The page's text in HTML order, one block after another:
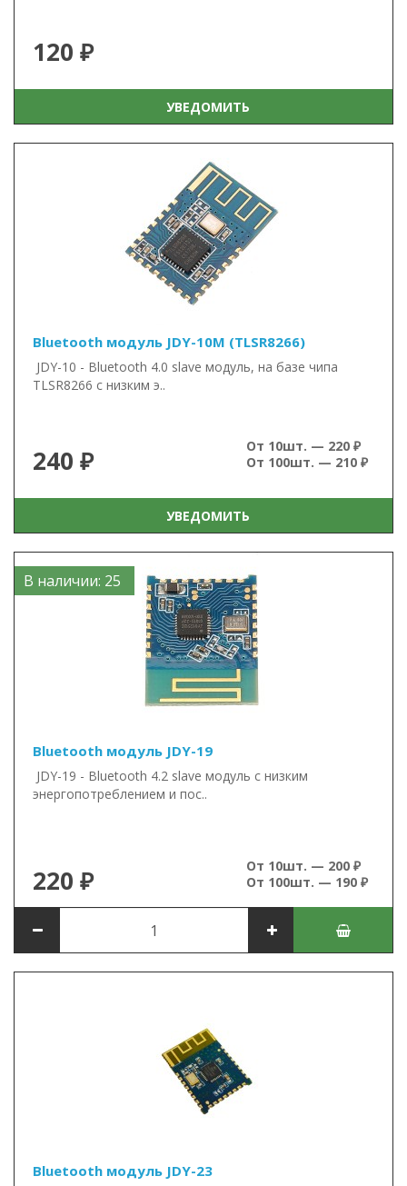
120 ₽
УВЕДОМИТЬ
Bluetooth модуль JDY-10M (TLSR8266)
JDY-10 - Bluetooth 4.0 slave модуль, на базе чипа
TLSR8266 с низким э..
240 ₽
От 10шт. — 220 ₽
От 100шт. — 210 ₽
УВЕДОМИТЬ
В наличии: 25
Bluetooth модуль JDY-19
JDY-19 - Bluetooth 4.2 slave модуль с низким
энергопотреблением и пос..
220 ₽
От 10шт. — 200 ₽
От 100шт. — 190 ₽
Bluetooth модуль JDY-23